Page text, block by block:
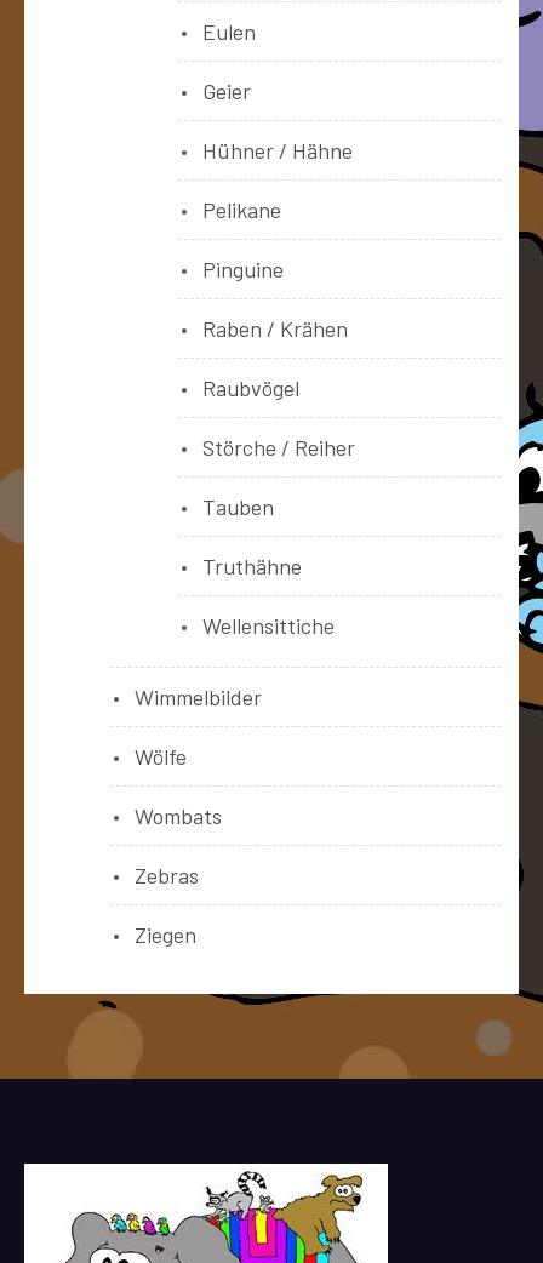
Eulen
Geier
Hühner / Hähne
Pelikane
Pinguine
Raben / Krähen
Raubvögel
Störche / Reiher
Tauben
Truthähne
Wellensittiche
Wimmelbilder
Wölfe
Wombats
Zebras
Ziegen